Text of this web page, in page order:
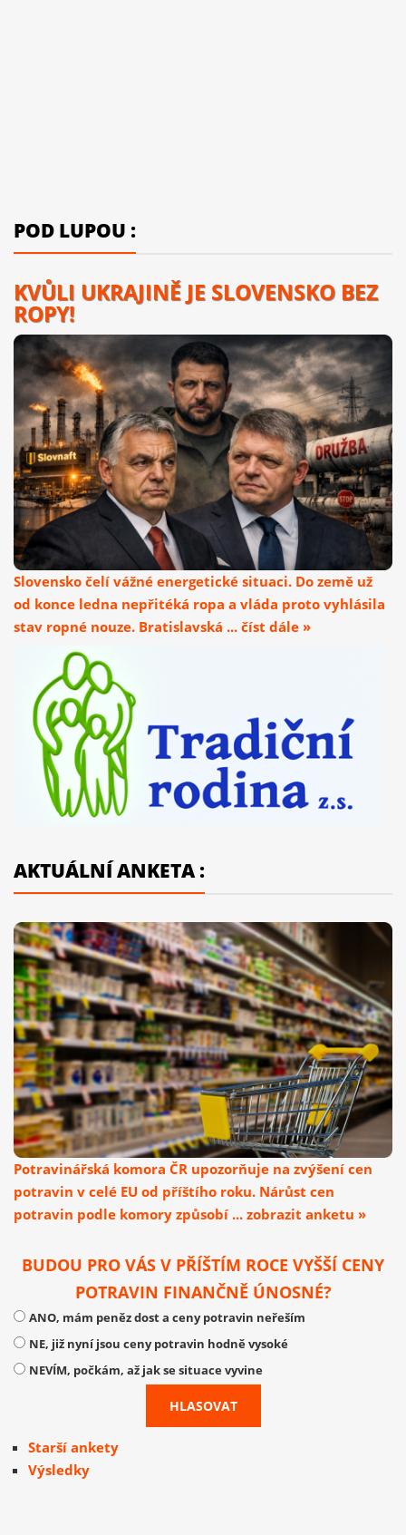
POD LUPOU :
KVŮLI UKRAJINĚ JE SLOVENSKO BEZ
ROPY!
Slovensko čelí vážné energetické situaci. Do země už
od konce ledna nepřitéká ropa a vláda proto vyhlásila
stav ropné nouze. Bratislavská ... číst dále »
AKTUÁLNÍ ANKETA :
Potravinářská komora ČR upozorňuje na zvýšení cen
potravin v celé EU od příštího roku. Nárůst cen
potravin podle komory způsobí ... zobrazit anketu »
BUDOU PRO VÁS V PŘÍŠTÍM ROCE VYŠŠÍ CENY
POTRAVIN FINANČNĚ ÚNOSNÉ?
ANO, mám peněz dost a ceny potravin neřeším
NE, již nyní jsou ceny potravin hodně vysoké
NEVÍM, počkám, až jak se situace vyvine
Starší ankety
Výsledky